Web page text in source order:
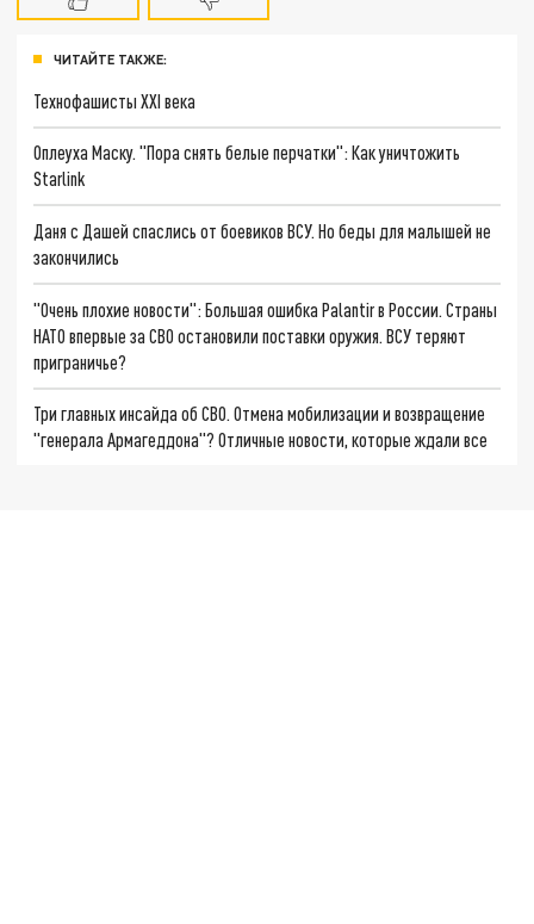
ЧИТАЙТЕ ТАКЖЕ:
Технофашисты XXI века
Оплеуха Маску. "Пора снять белые перчатки": Как уничтожить
Starlink
Даня с Дашей спаслись от боевиков ВСУ. Но беды для малышей не
закончились
"Очень плохие новости": Большая ошибка Palantir в России. Страны
НАТО впервые за СВО остановили поставки оружия. ВСУ теряют
приграничье?
Три главных инсайда об СВО. Отмена мобилизации и возвращение
"генерала Армагеддона"? Отличные новости, которые ждали все